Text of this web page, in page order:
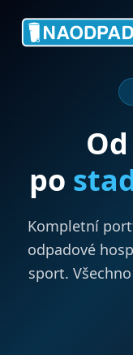
po
Kompletní
odpadové
sport.